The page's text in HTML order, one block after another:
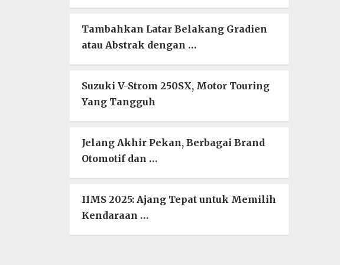
Tambahkan Latar Belakang Gradien
atau Abstrak dengan …
Suzuki V-Strom 250SX, Motor Touring
Yang Tangguh
Jelang Akhir Pekan, Berbagai Brand
Otomotif dan …
IIMS 2025: Ajang Tepat untuk Memilih
Kendaraan …